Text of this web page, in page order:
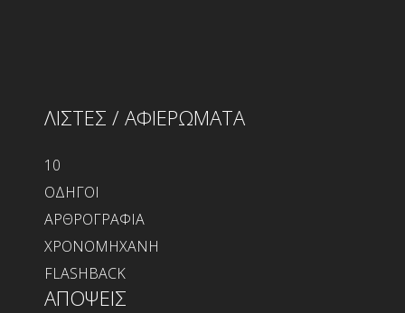
ΛΙΣΤΕΣ / ΑΦΙΕΡΩΜΑΤΑ
10
ΟΔΗΓΟΙ
ΑΡΘΡΟΓΡΑΦΙΑ
ΧΡΟΝΟΜΗΧΑΝΗ
FLASHBACK
ΑΠΟΨΕΙΣ